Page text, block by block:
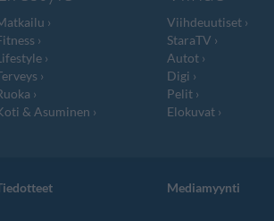
& Asuminen
Viihdeuutiset
StaraTV
Autot
Digi
Pelit
Elokuvat
Mediamyynti